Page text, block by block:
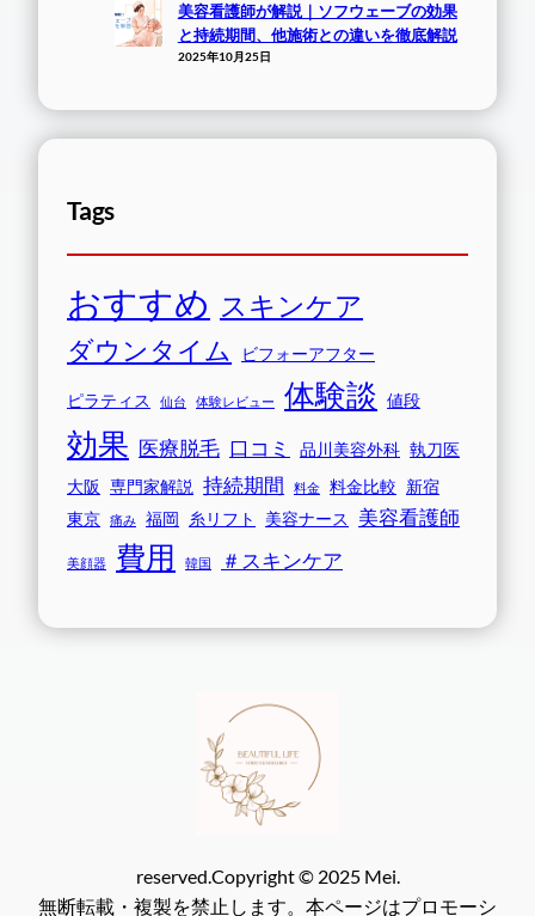
美容看護師が解説｜ソフウェーブの効果
と持続期間、他施術との違いを徹底解説
2025年10月25日
Tags
おすすめ スキンケア
ダウンタイム ビフォーアフター
ピラティス 仙台 体験レビュー 体験談 値段
効果 医療脱毛 口コミ 品川美容外科 執刀医
大阪 専門家解説 持続期間 料金 料金比較 新宿
東京
痛み 福岡 糸リフト 美容ナース 美容看護師
美顔器 費用 韓国 ＃スキンケア
reserved.Copyright © 2025 Mei.
無断転載・複製を禁止します。本ページはプロモーシ